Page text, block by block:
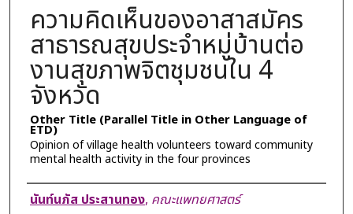
ความคิดเห็นของอาสาสมัคร
สาธารณสุขประจำหมู่บ้านต่อ
งานสุขภาพจิตชุมชนใน 4
จังหวัด
Other Title (Parallel Title in Other Language of
ETD)
Opinion of village health volunteers toward community
mental health activity in the four provinces
Author
นันท์นภัส ประสานทอง, คณะแพทยศาสตร์